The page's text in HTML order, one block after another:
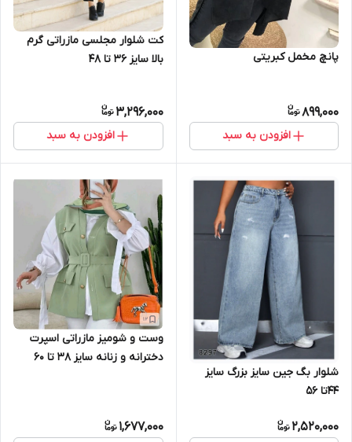
پانچ مخمل کبریتی
899,000
افزودن به سبد
کت شلوار مجلسی مازراتی گرم
بالا سایز ۳۶ تا ۴۸
3,296,000
افزودن به سبد
شلوار بگ جین سایز بزرگ سایز
۴۴تا ۵۶
2,520,000
وست و شومیز مازراتی اسپرت
دخترانه و زنانه سایز ۳۸ تا ۶۰
1,677,000